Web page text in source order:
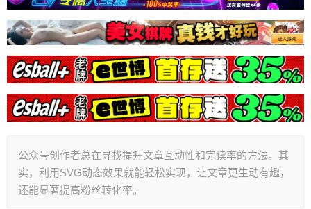
公众号创作者总在寻找提升文章互动性和完读率的方法。其
实，利用SVG动态效果就能轻松实现，让文章更生动有趣，
还能显著提高粉丝转化率。